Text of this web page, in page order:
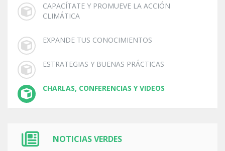
CAPACÍTATE Y PROMUEVE LA ACCIÓN
CLIMÁTICA
EXPANDE TUS CONOCIMIENTOS
ESTRATEGIAS Y BUENAS PRÁCTICAS
CHARLAS, CONFERENCIAS Y VIDEOS
NOTICIAS VERDES